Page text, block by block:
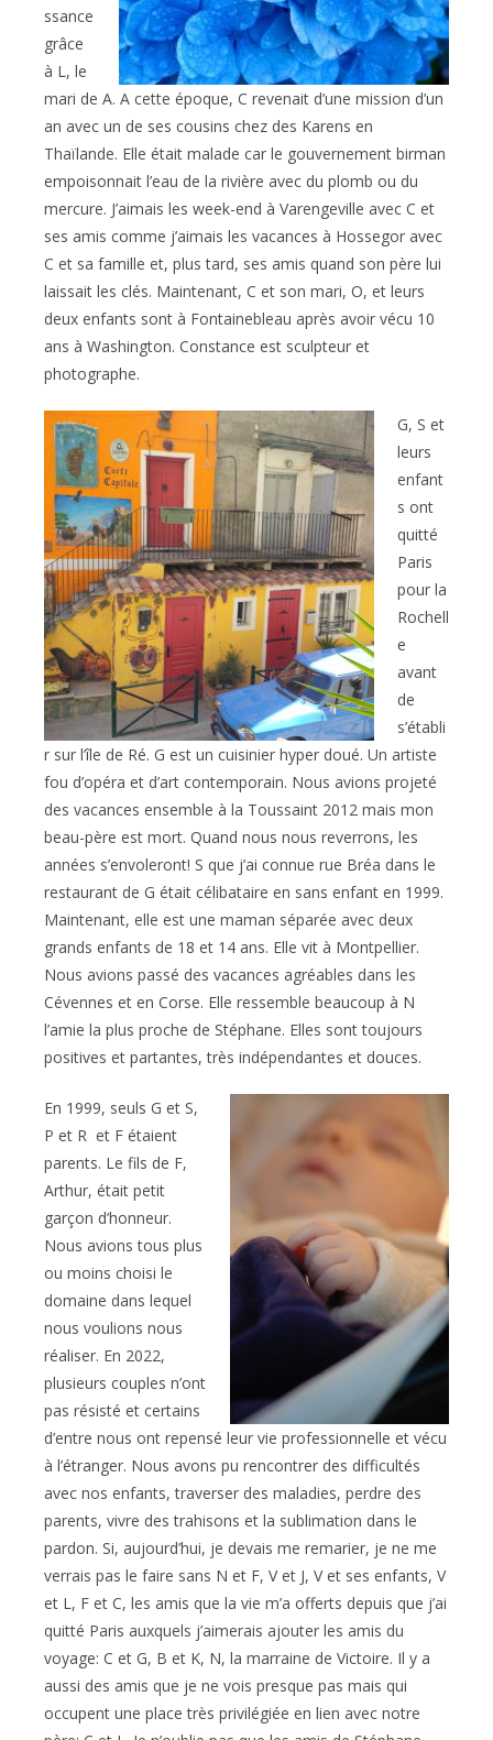
ssance
grâce
à L, le
mari de A. A cette époque, C revenait d’une mission d’un
an avec un de ses cousins chez des Karens en
Thaïlande. Elle était malade car le gouvernement birman
empoisonnait l’eau de la rivière avec du plomb ou du
mercure. J’aimais les week-end à Varengeville avec C et
ses amis comme j’aimais les vacances à Hossegor avec
C et sa famille et, plus tard, ses amis quand son père lui
laissait les clés. Maintenant, C et son mari, O, et leurs
deux enfants sont à Fontainebleau après avoir vécu 10
ans à Washington. Constance est sculpteur et
photographe.
G, S et
leurs
enfant
s ont
quitté
Paris
pour la
Rochell
e
avant
de
s’établi
r sur l’île de Ré. G est un cuisinier hyper doué. Un artiste
fou d’opéra et d’art contemporain. Nous avions projeté
des vacances ensemble à la Toussaint 2012 mais mon
beau-père est mort. Quand nous nous reverrons, les
années s’envoleront! S que j’ai connue rue Bréa dans le
restaurant de G était célibataire en sans enfant en 1999.
Maintenant, elle est une maman séparée avec deux
grands enfants de 18 et 14 ans. Elle vit à Montpellier.
Nous avions passé des vacances agréables dans les
Cévennes et en Corse. Elle ressemble beaucoup à N
l’amie la plus proche de Stéphane. Elles sont toujours
positives et partantes, très indépendantes et douces.
En 1999, seuls G et S,
P et R et F étaient
parents. Le fils de F,
Arthur, était petit
garçon d’honneur.
Nous avions tous plus
ou moins choisi le
domaine dans lequel
nous voulions nous
réaliser. En 2022,
plusieurs couples n’ont
pas résisté et certains
d’entre nous ont repensé leur vie professionnelle et vécu
à l’étranger. Nous avons pu rencontrer des difficultés
avec nos enfants, traverser des maladies, perdre des
parents, vivre des trahisons et la sublimation dans le
pardon. Si, aujourd’hui, je devais me remarier, je ne me
verrais pas le faire sans N et F, V et J, V et ses enfants, V
et L, F et C, les amis que la vie m’a offerts depuis que j’ai
quitté Paris auxquels j’aimerais ajouter les amis du
voyage: C et G, B et K, N, la marraine de Victoire. Il y a
aussi des amis que je ne vois presque pas mais qui
occupent une place très privilégiée en lien avec notre